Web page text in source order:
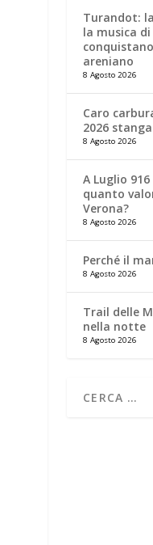
Turandot:
la musica di
areniano
8 Agosto 2026
Caro
2026
8 Agosto 2026
A Luglio
quanto
Verona?
8 Agosto 2026
Perché il
8 Agosto 2026
Trail delle
nella notte
8 Agosto 2026